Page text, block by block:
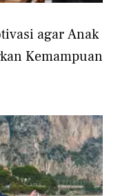
agar Anak
Kemampuan